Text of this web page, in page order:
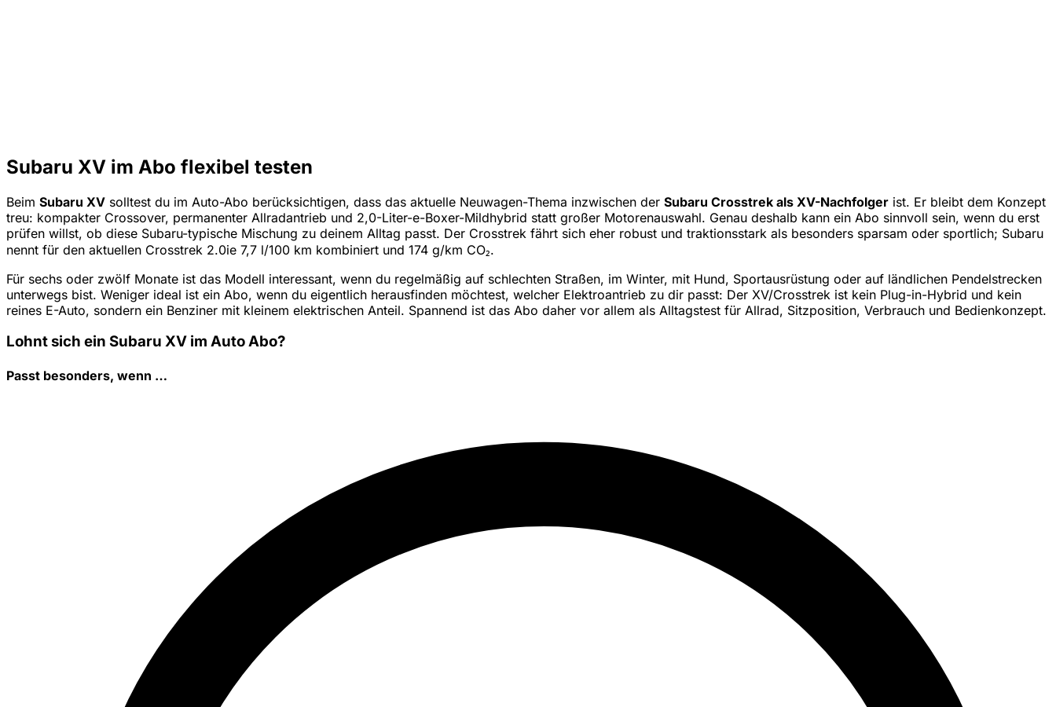
Subaru XV im Abo flexibel testen
Beim Subaru XV solltest du im Auto-Abo berücksichtigen, dass das aktuelle Neuwagen-Thema inzwischen der Subaru Crosstrek als XV-Nachfolger ist. Er bleibt dem Konzept
treu: kompakter Crossover, permanenter Allradantrieb und 2,0-Liter-e-Boxer-Mildhybrid statt großer Motorenauswahl. Genau deshalb kann ein Abo sinnvoll sein, wenn du erst
prüfen willst, ob diese Subaru-typische Mischung zu deinem Alltag passt. Der Crosstrek fährt sich eher robust und traktionsstark als besonders sparsam oder sportlich; Subaru
nennt für den aktuellen Crosstrek 2.0ie 7,7 l/100 km kombiniert und 174 g/km CO₂.
Für sechs oder zwölf Monate ist das Modell interessant, wenn du regelmäßig auf schlechten Straßen, im Winter, mit Hund, Sportausrüstung oder auf ländlichen Pendelstrecken
unterwegs bist. Weniger ideal ist ein Abo, wenn du eigentlich herausfinden möchtest, welcher Elektroantrieb zu dir passt: Der XV/Crosstrek ist kein Plug-in-Hybrid und kein
reines E-Auto, sondern ein Benziner mit kleinem elektrischen Anteil. Spannend ist das Abo daher vor allem als Alltagstest für Allrad, Sitzposition, Verbrauch und Bedienkonzept.
Lohnt sich ein Subaru XV im Auto Abo?
Passt besonders, wenn …